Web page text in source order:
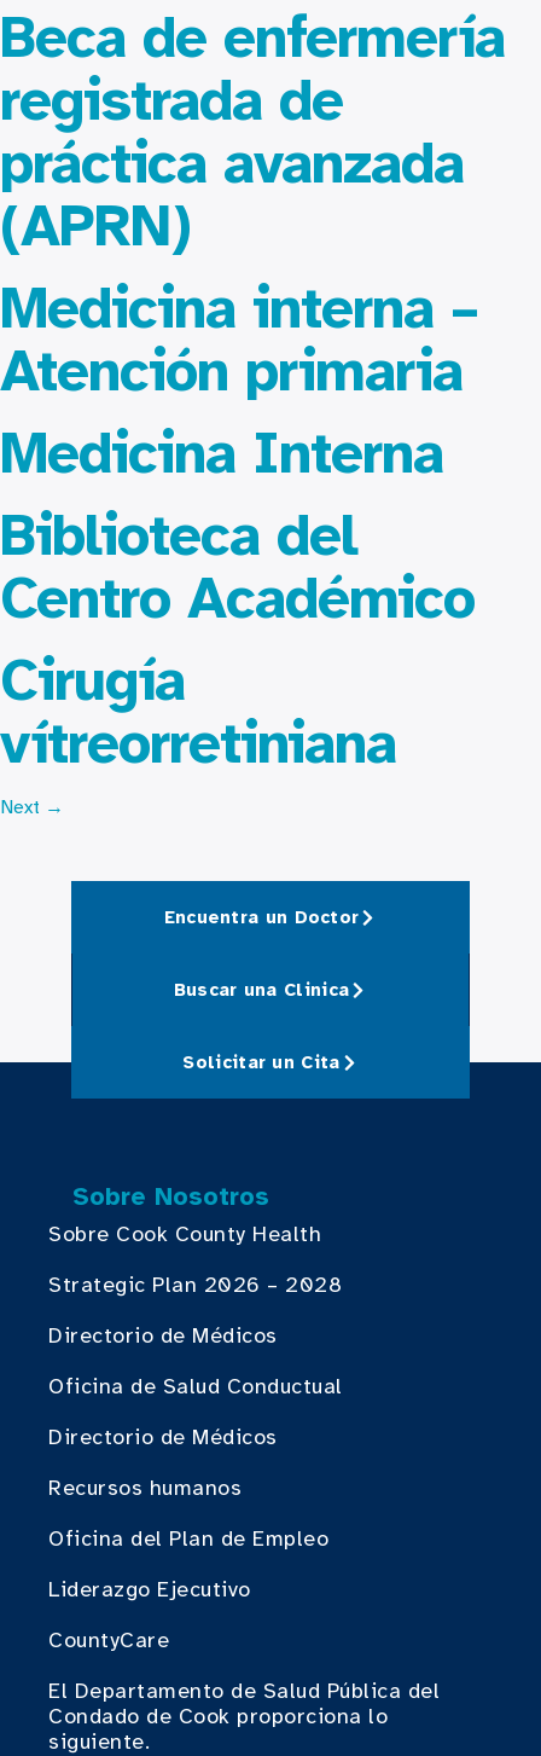
Beca de enfermería
registrada de
práctica avanzada
(APRN)
Medicina interna –
Atención primaria
Medicina Interna
Biblioteca del
Centro Académico
Cirugía
vítreorretiniana
Next →
Encuentra un Doctor
Buscar una Clinica
Solicitar un Cita
Sobre Nosotros
Sobre Cook County Health
Strategic Plan 2026 – 2028
Directorio de Médicos
Oficina de Salud Conductual
Directorio de Médicos
Recursos humanos
Oficina del Plan de Empleo
Liderazgo Ejecutivo
CountyCare
El Departamento de Salud Pública del
Condado de Cook proporciona lo
siguiente.